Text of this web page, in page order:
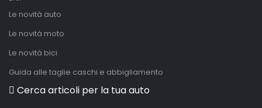
Le novità auto
Le novità moto
Le novità bici
Guida alle taglie caschi e abbigliamento
Cerca articoli per la tua auto